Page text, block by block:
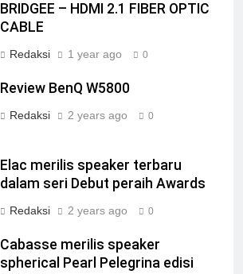
BRIDGEE – HDMI 2.1 FIBER OPTIC
CABLE
Redaksi 1 year ago 0
Review BenQ W5800
Redaksi 2 years ago 0
Elac merilis speaker terbaru
dalam seri Debut peraih Awards
Redaksi 2 years ago 0
Cabasse merilis speaker
spherical Pearl Pelegrina edisi